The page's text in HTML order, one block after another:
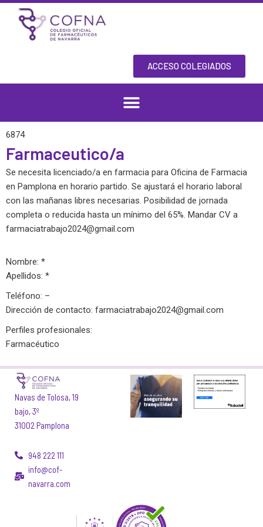
Skip
content
ACCESO COLEGIADOS
6874
Farmaceutico/a
Se necesita licenciado/a en farmacia para Oficina de Farmacia
en Pamplona en horario partido. Se ajustará el horario laboral
con las mañanas libres necesarias. Posibilidad de jornada
completa o reducida hasta un mínimo del 65%. Mandar CV a
farmaciatrabajo2024@gmail.com
Nombre: *
Apellidos: *
Teléfono: –
Dirección de contacto: farmaciatrabajo2024@gmail.com
Perfiles profesionales:
Farmacéutico
Navas de Tolosa, 19
bajo, 3º
31002 Pamplona
948 222 111
info@cof-
navarra.com